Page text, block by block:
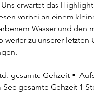
erwartet das
vorbei an einem
Wasser und den
weiter zu unserer letzten
gesamte Gehzeit •
See gesamte Gehzeit 1